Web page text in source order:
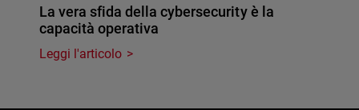
La vera sfida della cybersecurity è la
capacità operativa
Leggi l'articolo